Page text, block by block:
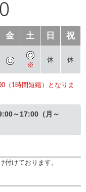
金 土 日 祝
※
休 休
（1時間短縮）となりま
～17:00（月～
けております。